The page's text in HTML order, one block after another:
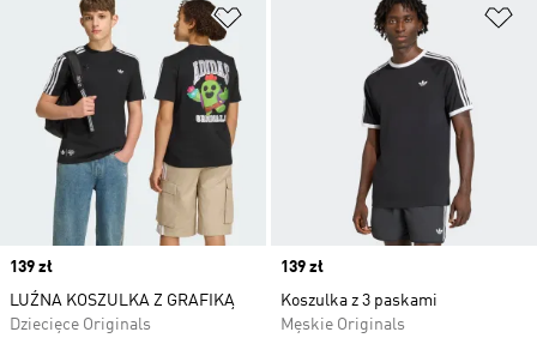
Dodaj do listy życzeń
Price
139 zł
LUŹNA KOSZULKA Z GRAFIKĄ
Dziecięce Originals
Price
139 zł
Koszulka z 3 paskami
Męskie Originals